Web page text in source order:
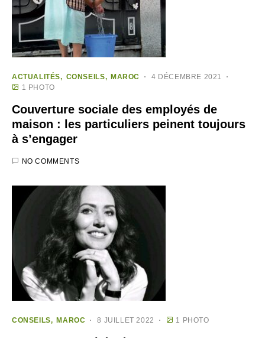
ACTUALITÉS CONSEILS MAROC
4 DÉCEMBRE 2021
1 PHOTO
Couverture sociale des employés de
maison : les particuliers peinent toujours
à s’engager
NO COMMENTS
CONSEILS MAROC 8 JUILLET 2022 1 PHOTO